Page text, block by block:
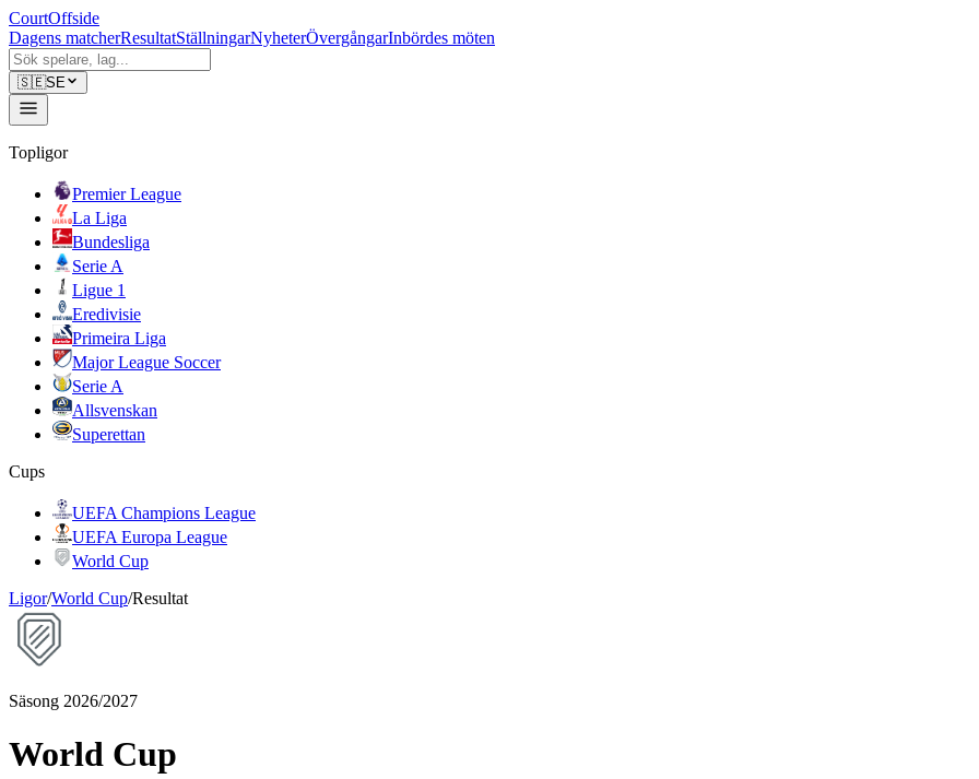
CourtOffside
Dagens matcherResultatStällningarNyheterÖvergångarInbördes möten
🇸🇪SE
Topligor
Premier League
La Liga
Bundesliga
Serie A
Ligue 1
Eredivisie
Primeira Liga
Major League Soccer
Serie A
Allsvenskan
Superettan
Cups
UEFA Champions League
UEFA Europa League
World Cup
Ligor/World Cup/Resultat
Säsong 2026/2027
World Cup